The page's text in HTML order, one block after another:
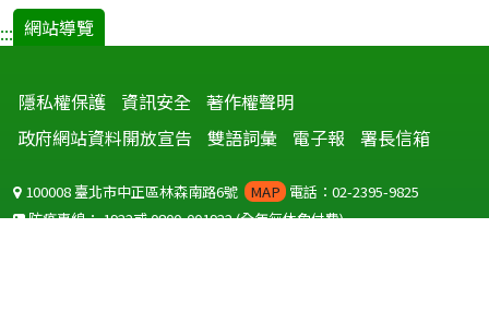
::: 網站導覽
隱私權保護 資訊安全 著作權聲明
政府網站資料開放宣告
雙語詞彙 電子報 署長信箱
100008 臺北市中正區林森南路6號 MAP 電話：02-2395-9825
防疫專線：1922或0800-001922(全年無休免付費)